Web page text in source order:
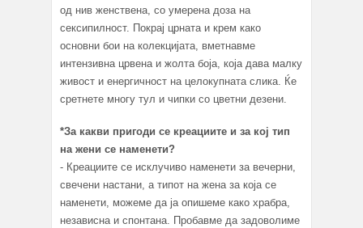
од нив женствена, со умерена доза на
сексипилност. Покрај црната и крем како
основни бои на колекцијата, вметнавме
интензивна црвена и жолта боја, која дава малку
живост и енергичност на целокупната слика. Ќе
сретнете многу тул и чипки со цветни дезени.
*За какви пригоди се креациите и за кој тип
на жени се наменети?
- Креациите се исклучиво наменети за вечерни,
свечени настани, а типот на жена за која се
наменети, можеме да ја опишеме како храбра,
независна и спонтана. Пробавме да задоволиме